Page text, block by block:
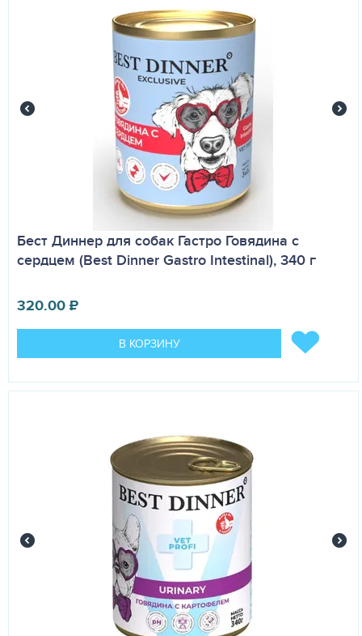
Бест Диннер для собак Гастро Говядина с
сердцем (Best Dinner Gastro Intestinal), 340 г
320.00₽
В КОРЗИНУ